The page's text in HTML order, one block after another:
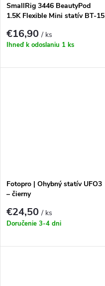
SmallRig 3446 BeautyPod
1.5K Flexible Mini statív BT-15
€16,90/ ks
Ihneď k odoslaniu 1 ks
Fotopro | Ohybný statív UFO3
– čierny
€24,50/ ks
Doručenie 3-4 dni